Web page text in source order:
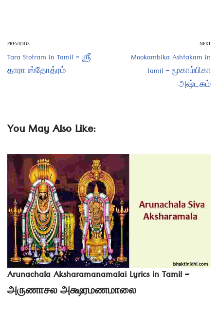
PREVIOUS
Tara Stotram in Tamil – ஶ்ரீ
தாரா ஸ்தோத்ரம்
NEXT
Mookambika Ashtakam in
Tamil – மூகாம்பிகா
அஷ்டகம்
You May Also Like:
Arunachala Aksharamanamalai Lyrics in Tamil –
அருணாசல அக்ஷரமணமாலை